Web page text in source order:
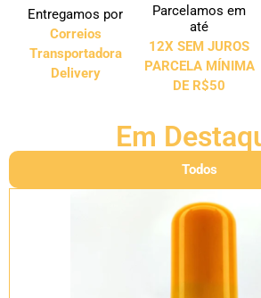
Entregamos por
Correios
Transportadora
Delivery
Parcelamos em
até
12X SEM JUROS
PARCELA MÍNIMA
DE R$50
Em
Todos